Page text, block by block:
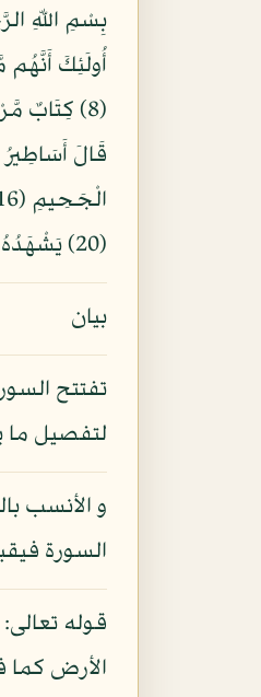
(20) يَشْهَدُهُ الْمُقَرَّبُونَ (21)
بيان
تفتتح
لتفصيل ما
و الأنسب
السورة
قوله
الأرض كما